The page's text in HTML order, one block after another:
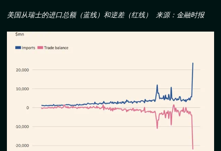
美国从瑞士的进口总额（蓝线）和逆差（红线） 来源：金融时报